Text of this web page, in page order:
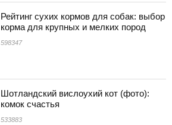
Рейтинг сухих кормов для собак: выбор
корма для крупных и мелких пород
598347
Шотландский вислоухий кот (фото):
комок счастья
533883